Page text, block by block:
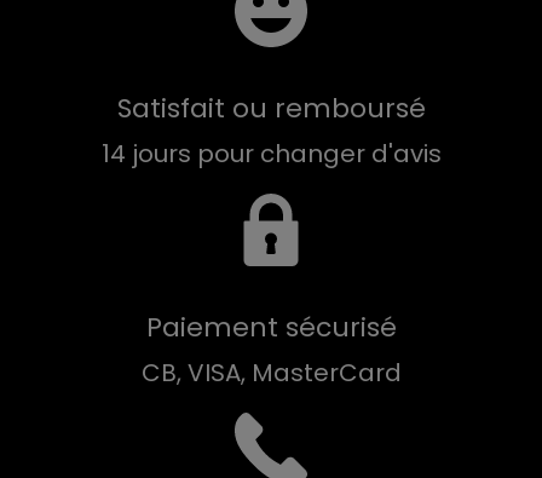
Satisfait ou remboursé
14 jours pour changer d'avis
Paiement sécurisé
CB, VISA, MasterCard